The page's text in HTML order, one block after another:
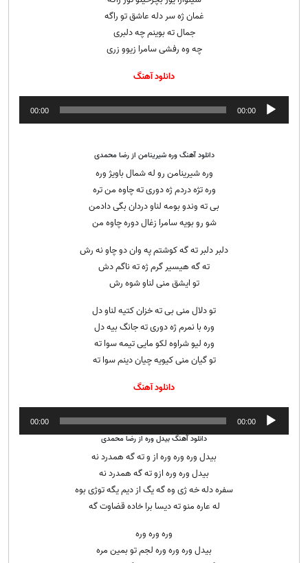
غمان ژه سر دله عاشق تو راگه
جمال ته بوینم چه دلبری
چه وه رفشی سامرا زیوو زری
دانلود آهنگ
پخش‌کننده
صوت
00:00
00:00
دانلود آهنگ وره شیرینامن از رضا محمدی
وره شیرینامن رو له شمال باویژ وره
وره تژه دردم ژه دوری ته چاوه من تره
بی ته وندو بومه لناو دردان بگی دادمن
شو رو بویه سامرا زغال دوره چاوه من
دلبر دلبر ته گه کوشتم په وان دو چاو نه رش
ته گه هیسیر گرم ژه ته ناگم دش
تو ایشق منی لناو شوه رش
تو دلال منی بی ته خزان کتیه لناو دل
وره با نمرم ژه دوری ته جانگ بیه دل
وره لیو شراوه لکو مایی تیمه سوا ته
تو گیان منی کیویه چیان دینم سوا ته
دانلود آهنگ
پخش‌کننده
صوت
00:00
00:00
دانلود آهنگ بیدل وره از رضا محمدی
بیدل وره وره وره از و ته گه همدرد نه
بیدل وره وره ازو ته گه همدرد نه
سفره دله خه ژی وه گه یگ از دیم یگه توژی بوه
له عاره منو ته دیسا برا خاده قضاوت گه
وره وره وره
بیدل وره وره وره لجم تو بمین مره